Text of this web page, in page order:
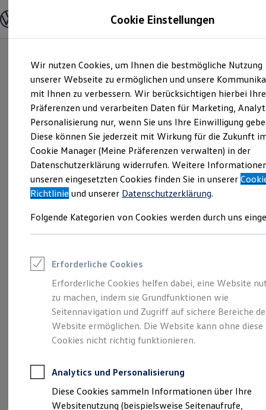
Hauptinhalt
springen
Footer
springen
Modelle und Konfigurator
Modelle vergleichen
Elektroautos
ENERGY Sondermodelle
Nutzfahrzeuge
SUV und CUV
Familienautos
Kombis
Kompaktwagen
Sportwagen
Schnell verfügbare Fahrzeuge
Angebote und Produkte
Aktuelle Angebote
E-Auto-Förderung
Volkswagen Marktplatz
Junge Gebrauchtwagen und Gebrauchtwagen
Saisonangebote
Leasing
Leasing-Angebote
Gebrauchtwagen Leasing
Junge Gebrauchtwagen-Leasing
Elektroauto Leasing
Kleinwagen-Leasing
Leasing ohne Anzahlung
Autokredit mit Schlussrate
Versicherungen und Garantien
Kfz-Versicherung
Restschuldversicherungen
Eine Klasse für sich.
Der Golf.
Cookie Einstellungen
Wir nutzen Cookies, um Ihnen die bestmögliche Nutzung
unserer Webseite zu ermöglichen und unsere
mit Ihnen zu verbessern. Wir berücksichtigen hierbei Ihre
Präferenzen und verarbeiten Daten für Marketing,
Personalisierung nur, wenn Sie uns Ihre Einwilligung
Diese können Sie jederzeit mit Wirkung für die Zukunft
Cookie Manager (Meine Präferenzen verwalten) in der
Datenschutzerklärung widerrufen. Weitere
unseren eingesetzten Cookies finden Sie in unserer
Richtlinie und unserer Datenschutzerklärung.
Folgende Kategorien von Cookies werden durch uns
Erforderliche Cookies
Erforderliche Cookies helfen dabei, eine Website
zu machen, indem sie Grundfunktionen wie
Seitennavigation und Zugriff auf sichere Bereiche
Website ermöglichen. Die Website kann ohne diese
Cookies nicht richtig funktionieren.
Analytics und Personalisierung
Diese Cookies sammeln Informationen über Ihre
Websitenutzung (beispielsweise Seitenaufrufe,